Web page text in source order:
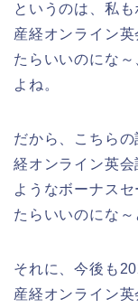
というのは、私
産経オンライン
たらいいのにな
よね。
だから、こちら
経オンライン英
ようなボーナス
たらいいのにな～
それに、今後も
産経オンライン